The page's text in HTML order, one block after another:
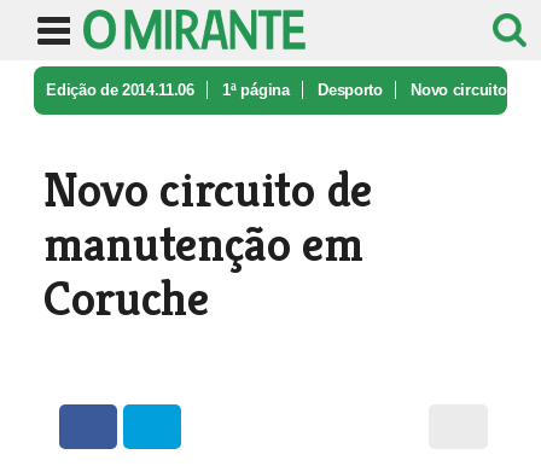
Edição de 2014.11.06 1ª página Desporto Novo circuito
Novo circuito de
manutenção em
Coruche